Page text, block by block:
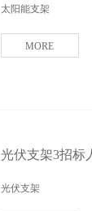
太阳能支架
MORE
光伏支架3招标
光伏支架